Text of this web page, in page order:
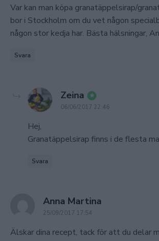
Var kan man köpa granatäppelsirap/
bor i Stockholm om du vet någon
någon stor kedja har. Bästa hälsningar,
Svara
Zeina says:
06/06/2017 22:46
Hej,
Granatäppelsirap finns i de flesta
Svara
Anna Martina
25/09/2017 17:54
Älskar dina recept, tack för att du delar